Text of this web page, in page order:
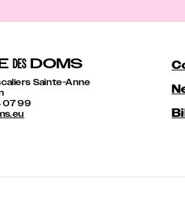
DES DOMS
Sainte-Anne
07 99